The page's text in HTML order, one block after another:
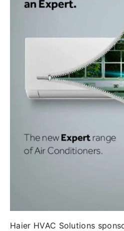
Haier HVAC Solutions